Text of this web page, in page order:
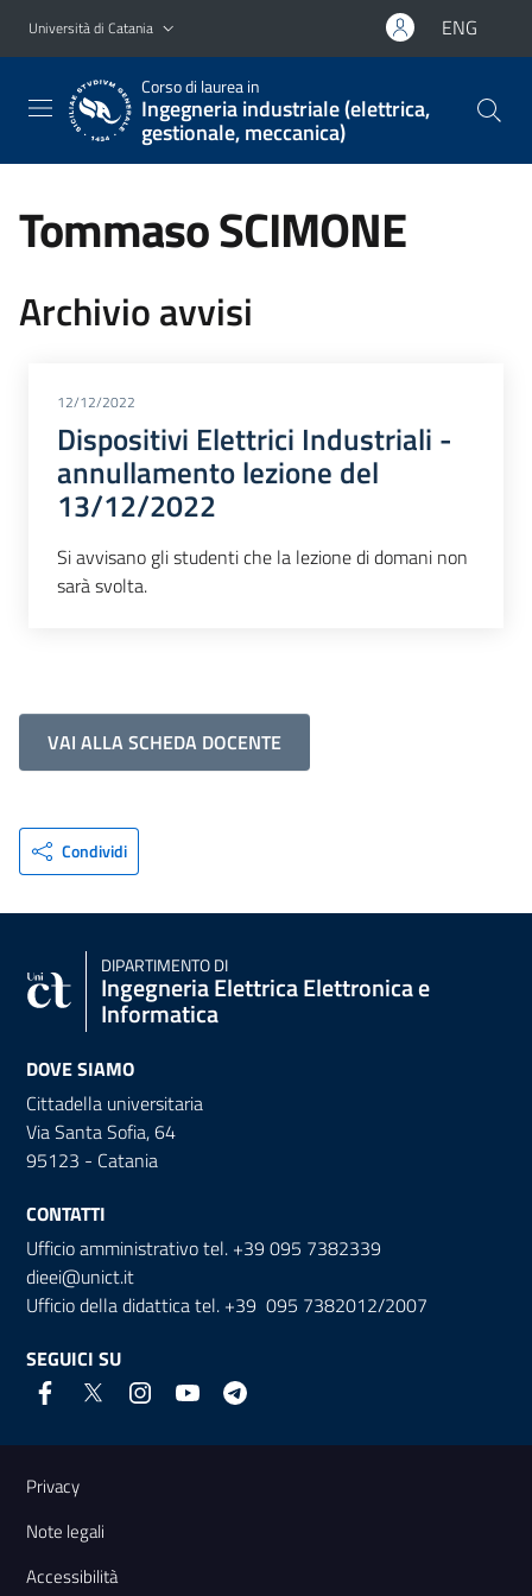
Vai al contenuto principale
Vai al menu di navigazione
Università di Catania ENG
Corso di laurea in
Ingegneria industriale (elettrica,
gestionale, meccanica)
Tommaso SCIMONE
Archivio avvisi
12/12/2022
Dispositivi Elettrici Industriali -
annullamento lezione del
13/12/2022
Si avvisano gli studenti che la lezione di domani non
sarà svolta.
VAI ALLA SCHEDA DOCENTE
Condividi
DIPARTIMENTO DI
Ingegneria Elettrica Elettronica e
Informatica
DOVE SIAMO
Cittadella universitaria
Via Santa Sofia, 64
95123 - Catania
CONTATTI
Ufficio amministrativo tel. +39 095 7382339
dieei@unict.it
Ufficio della didattica tel. +39 095 7382012/2007
SEGUICI SU
Link e informazioni utili
Privacy
Note legali
Accessibilità